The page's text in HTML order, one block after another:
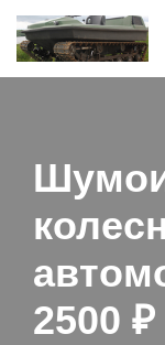
Перейти
2500